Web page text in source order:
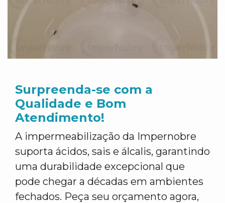
Surpreenda-se com a
Qualidade e Bom
Atendimento!
A impermeabilização da Impernobre
suporta ácidos, sais e álcalis, garantindo
uma durabilidade excepcional que
pode chegar a décadas em ambientes
fechados. Peça seu orçamento agora,